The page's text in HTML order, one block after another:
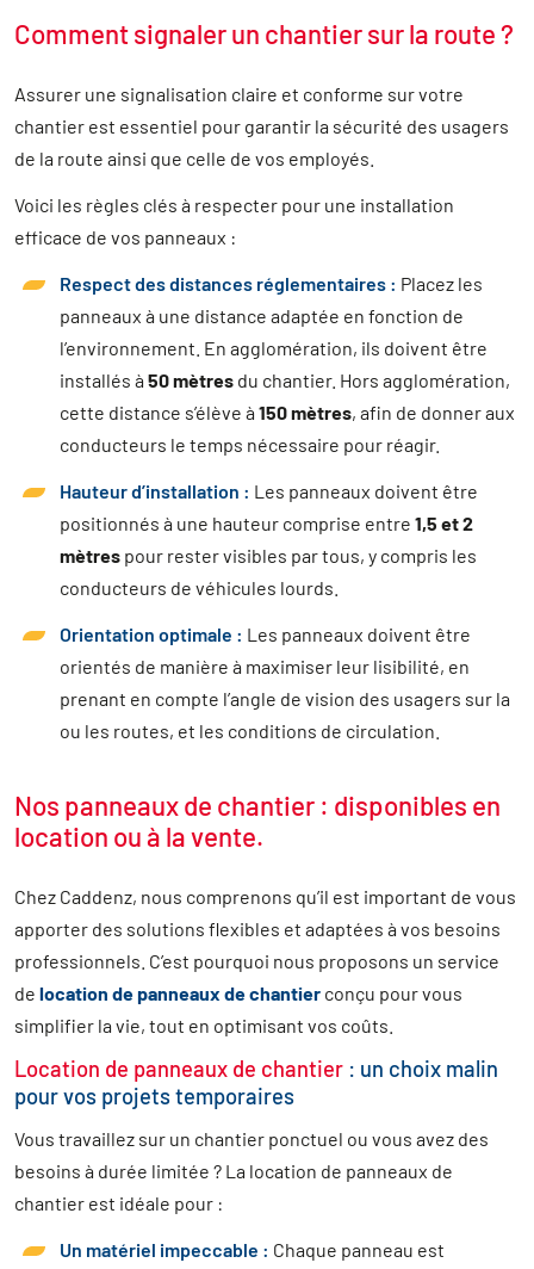
Comment signaler un chantier sur la route ?
Assurer une signalisation claire et conforme sur votre
chantier est essentiel pour garantir la sécurité des usagers
de la route ainsi que celle de vos employés.
Voici les règles clés à respecter pour une installation
efficace de vos panneaux :
Respect des distances réglementaires : Placez les
panneaux à une distance adaptée en fonction de
l’environnement. En agglomération, ils doivent être
installés à 50 mètres du chantier. Hors agglomération,
cette distance s’élève à 150 mètres, afin de donner aux
conducteurs le temps nécessaire pour réagir.
Hauteur d’installation : Les panneaux doivent être
positionnés à une hauteur comprise entre 1,5 et 2
mètres pour rester visibles par tous, y compris les
conducteurs de véhicules lourds.
Orientation optimale : Les panneaux doivent être
orientés de manière à maximiser leur lisibilité, en
prenant en compte l’angle de vision des usagers sur la
ou les routes, et les conditions de circulation.
Nos panneaux de chantier : disponibles en
location ou à la vente.
Chez Caddenz, nous comprenons qu’il est important de vous
apporter des solutions flexibles et adaptées à vos besoins
professionnels. C’est pourquoi nous proposons un service
de location de panneaux de chantier conçu pour vous
simplifier la vie, tout en optimisant vos coûts.
Location de panneaux de chantier : un choix malin
pour vos projets temporaires
Vous travaillez sur un chantier ponctuel ou vous avez des
besoins à durée limitée ? La location de panneaux de
chantier est idéale pour :
Un matériel impeccable : Chaque panneau est